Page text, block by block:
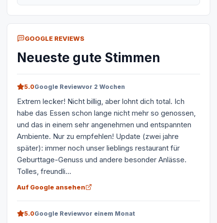
GOOGLE REVIEWS
Neueste gute Stimmen
5.0Google Reviewvor 2 Wochen
Extrem lecker! Nicht billig, aber lohnt dich total. Ich
habe das Essen schon lange nicht mehr so genossen,
und das in einem sehr angenehmen und entspannten
Ambiente. Nur zu empfehlen! Update (zwei jahre
später): immer noch unser lieblings restaurant für
Geburttage-Genuss und andere besonder Anlässe.
Tolles, freundli...
Auf Google ansehen
5.0Google Reviewvor einem Monat